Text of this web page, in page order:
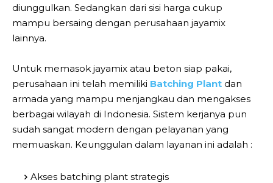
diunggulkan. Sedangkan dari sisi harga cukup
mampu bersaing dengan perusahaan jayamix
lainnya.
Untuk memasok jayamix atau beton siap pakai,
perusahaan ini telah memiliki Batching Plant dan
armada yang mampu menjangkau dan mengakses
berbagai wilayah di Indonesia. Sistem kerjanya pun
sudah sangat modern dengan pelayanan yang
memuaskan. Keunggulan dalam layanan ini adalah :
Akses batching plant strategis